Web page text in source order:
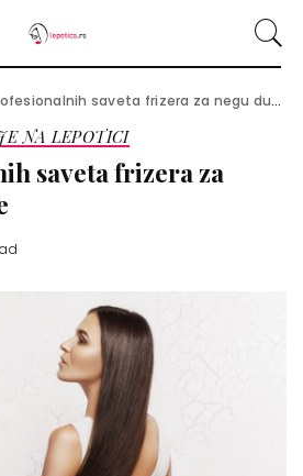
saveta frizera za negu duge kose
NA LEPOTICI
saveta frizera za